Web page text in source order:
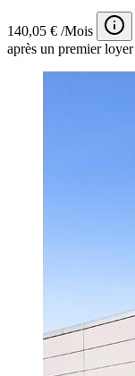
140,05 € /Mois
après un premier